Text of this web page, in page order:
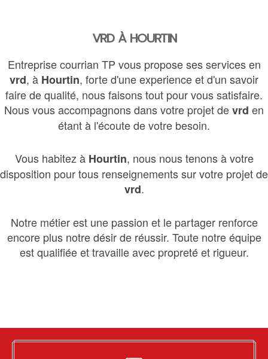
VRD À HOURTIN
Entreprise courrian TP vous propose ses services en
vrd, à Hourtin, forte d'une experience et d'un savoir
faire de qualité, nous faisons tout pour vous satisfaire.
Nous vous accompagnons dans votre projet devrd en
étant à l'écoute de votre besoin.
Vous habitez à Hourtin, nous nous tenons à votre
disposition pour tous renseignements sur votre projet de
vrd.
Notre métier est une passion et le partager renforce
encore plus notre désir de réussir. Toute notre équipe
est qualifiée et travaille avec propreté et rigueur.